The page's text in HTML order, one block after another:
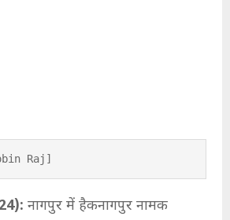
Raj]
नागपुर में हैकनागपुर नामक